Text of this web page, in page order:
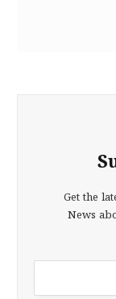
Get the
News